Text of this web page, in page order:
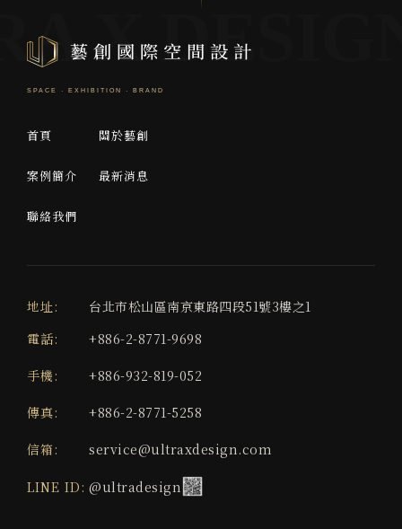
首頁 關於藝創
案例簡介 最新消息
聯絡我們
地址:
台北市松山區南京東路四段51號3樓之1
電話:
+886-2-8771-9698
手機: +886-932-819-052
傳真: +886-2-8771-5258
信箱: service@ultraxdesign.com
LINE ID: @ultradesign